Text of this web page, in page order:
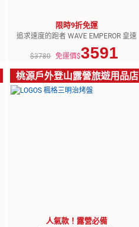
限時9折免運
追求速度的跑者 WAVE EMPEROR 皇速
$3780 免運價$3591
桃源戶外登山露營旅遊用品店
人氣款！露營必備